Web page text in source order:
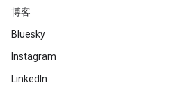
博客
Bluesky
Instagram
LinkedIn